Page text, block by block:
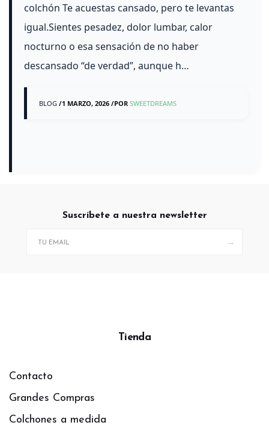
colchón Te acuestas cansado, pero te levantas
igual.Sientes pesadez, dolor lumbar, calor
nocturno o esa sensación de no haber
descansado “de verdad”, aunque h…
BLOG /1 MARZO, 2026 /POR SWEETDREAMS
Suscríbete a nuestra newsletter
→
Tienda
Contacto
Grandes Compras
Colchones a medida